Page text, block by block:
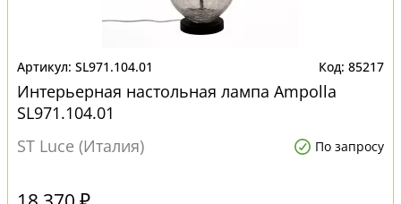
SL971.104.01 85217
Интерьерная настольная лампа Ampolla
SL971.104.01
ST Luce (Италия)
По запросу